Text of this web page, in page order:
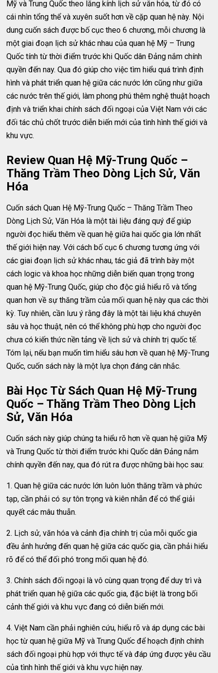
Mỹ và Trung Quốc theo lăng kính lịch sử văn hóa, từ đó có
cái nhìn tổng thể và xuyên suốt hơn về cặp quan hệ này. Nội
dung cuốn sách được bố cục theo 6 chương, mỗi chương là
một giai đoạn lịch sử khác nhau của quan hệ Mỹ – Trung
Quốc tính từ thời điểm trước khi Quốc dân Đảng nắm chính
quyền đến nay. Qua đó giúp cho việc tìm hiểu quá trình định
hình và phát triển quan hệ giữa các nước lớn cũng như giữa
các nước trên thế giới, làm phong phú thêm nghệ thuật hoạch
định và triển khai chính sách đối ngoại của Việt Nam với các
đối tác chủ chốt trước diễn biến mới của tình hình thế giới và
khu vực.
Review Quan Hệ Mỹ-Trung Quốc –
Thăng Trầm Theo Dòng Lịch Sử, Văn
Hóa
Cuốn sách Quan Hệ Mỹ-Trung Quốc – Thăng Trầm Theo
Dòng Lịch Sử, Văn Hóa là một tài liệu đáng quý để giúp
người đọc hiểu thêm về quan hệ giữa hai quốc gia lớn nhất
thế giới hiện nay. Với cách bố cục 6 chương tương ứng với
các giai đoạn lịch sử khác nhau, tác giả đã trình bày một
cách logic và khoa học những diễn biến quan trọng trong
quan hệ Mỹ-Trung Quốc, giúp cho độc giả hiểu rõ và tổng
quan hơn về sự thăng trầm của mối quan hệ này qua các thời
kỳ. Tuy nhiên, cần lưu ý rằng đây là một tài liệu khá chuyên
sâu và học thuật, nên có thể không phù hợp cho người đọc
chưa có kiến thức nền tảng về lịch sử và chính trị quốc tế.
Tóm lại, nếu bạn muốn tìm hiểu sâu hơn về quan hệ Mỹ-Trung
Quốc, cuốn sách này là một lựa chọn đáng cân nhắc.
Bài Học Từ Sách Quan Hệ Mỹ-Trung
Quốc – Thăng Trầm Theo Dòng Lịch
Sử, Văn Hóa
Cuốn sách này giúp chúng ta hiểu rõ hơn về quan hệ giữa Mỹ
và Trung Quốc từ thời điểm trước khi Quốc dân Đảng nắm
chính quyền đến nay, qua đó rút ra được những bài học sau:
1. Quan hệ giữa các nước lớn luôn luôn thăng trầm và phức
tạp, cần phải có sự tôn trọng và kiên nhẫn để có thể giải
quyết các mâu thuẫn.
2. Lịch sử, văn hóa và cảnh địa chính trị của mỗi quốc gia
đều ảnh hưởng đến quan hệ giữa các quốc gia, cần phải hiểu
rõ để có thể đối phó trong mối quan hệ đó.
3. Chính sách đối ngoại là vô cùng quan trọng để duy trì và
phát triển quan hệ giữa các quốc gia, đặc biệt là trong bối
cảnh thế giới và khu vực đang có diễn biến mới.
4. Việt Nam cần phải nghiên cứu, hiểu rõ và áp dụng các bài
học từ quan hệ giữa Mỹ và Trung Quốc để hoạch định chính
sách đối ngoại phù hợp với thực tế và đáp ứng được yêu cầu
của tình hình thế giới và khu vực hiện nay.